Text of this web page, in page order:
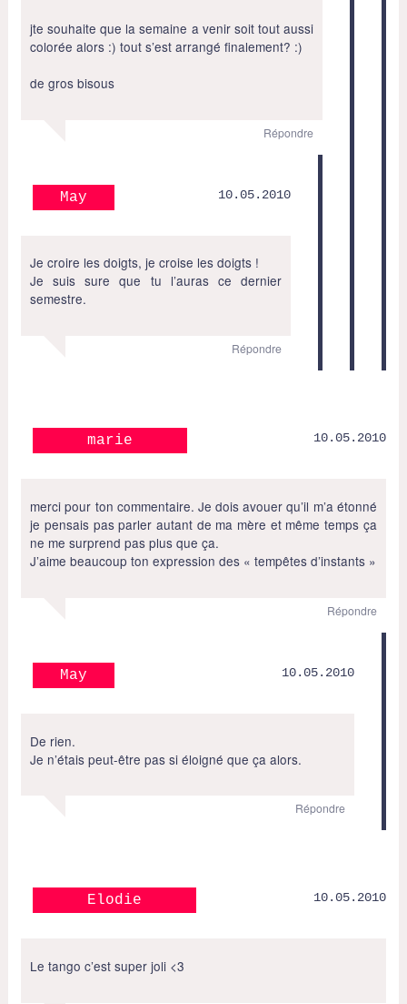
jte souhaite que la semaine a venir soit tout aussi
colorée alors :) tout s’est arrangé finalement? :)
de gros bisous
Répondre
May 10.05.2010
Je croire les doigts, je croise les doigts !
Je suis sure que tu l’auras ce dernier
semestre.
Répondre
marie 10.05.2010
merci pour ton commentaire. Je dois avouer qu’il m’a étonné
je pensais pas parler autant de ma mère et même temps ça
ne me surprend pas plus que ça.
J’aime beaucoup ton expression des « tempêtes d’instants »
Répondre
May 10.05.2010
De rien.
Je n’étais peut-être pas si éloigné que ça alors.
Répondre
Elodie 10.05.2010
Le tango c’est super joli <3